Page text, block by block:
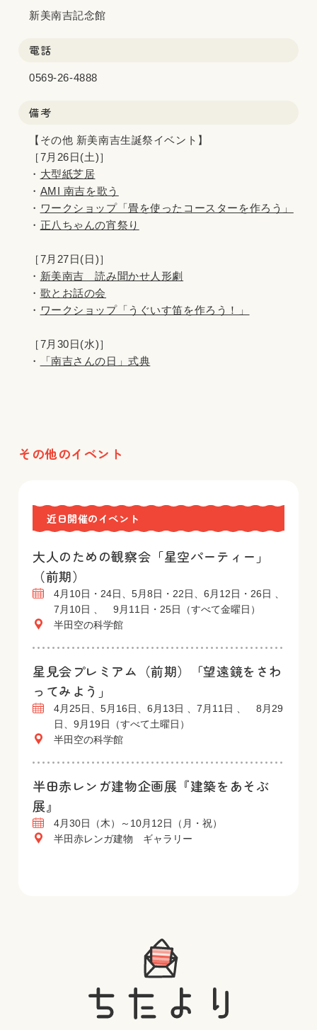
新美南吉記念館
電話
0569-26-4888
備考
【その他 新美南吉生誕祭イベント】
［7月26日(土)］
・ 大型紙芝居
・ AMI 南吉を歌う
・ ワークショップ「畳を使ったコースターを作ろう」
・ 正八ちゃんの宵祭り
［7月27日(日)］
・ 新美南吉 読み聞かせ人形劇
・ 歌とお話の会
・ ワークショップ「うぐいす笛を作ろう！」
［7月30日(水)］
・
「南吉さんの日」式典
その他のイベント
近日開催のイベント
大人のための観察会「星空パーティー」
（前期）
4月10日・24日、5月8日・22日、6月12日・26日 、
7月10日 、 9月11日・25日（すべて金曜日）
半田空の科学館
星見会プレミアム（前期）「望遠鏡をさわ
ってみよう」
4月25日、5月16日、6月13日 、7月11日 、 8月29
日、9月19日（すべて土曜日）
半田空の科学館
半田赤レンガ建物企画展『建築をあそぶ
展』
4月30日（木）～10月12日（月・祝）
半田赤レンガ建物 ギャラリー